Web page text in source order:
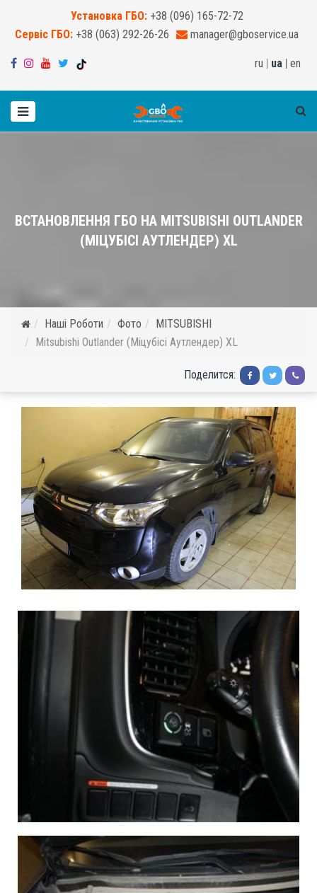
Установка ГБО: +38 (096) 165-72-72
Сервіс ГБО: +38 (063) 292-26-26 manager@gboservice.ua
ru | ua | en
ВСТАНОВЛЕННЯ ГБО НА MITSUBISHI OUTLANDER
(МІЦУБІСІ АУТЛЕНДЕР) XL
Наші Роботи Фото
MITSUBISHI
Mitsubishi Outlander (Міцубісі Аутлендер) XL
Поделится: